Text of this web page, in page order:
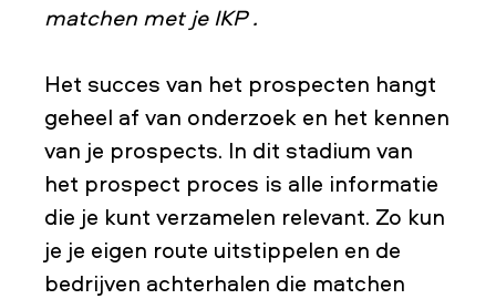
matchen met je IKP .
Het succes van het prospecten hangt
geheel af van onderzoek en het kennen
van je prospects. In dit stadium van
het prospect proces is alle informatie
die je kunt verzamelen relevant. Zo kun
je je eigen route uitstippelen en de
bedrijven achterhalen die matchen